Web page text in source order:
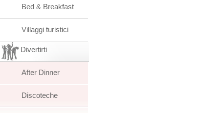
Bed & Breakfast
Villaggi turistici
Divertirti
After Dinner
Discoteche